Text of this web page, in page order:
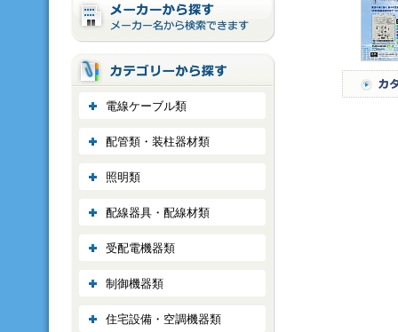
電線ケーブル類
配管類・装柱器材類
照明類
配線器具・配線材類
受配電機器類
制御機器類
住宅設備・空調機器類